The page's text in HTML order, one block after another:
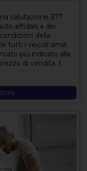
valutazione 377
affidati a dei
della
tutti i veicoli simili.
più indicato alla
di vendita. I